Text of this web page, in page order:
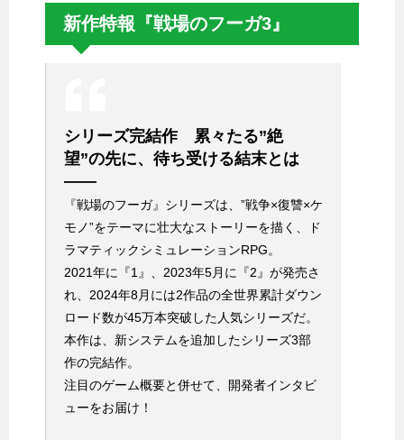
新作特報『戦場のフーガ3』
シリーズ完結作 累々たる”絶
望”の先に、待ち受ける結末とは
——
『戦場のフーガ』シリーズは、”戦争×復讐×ケ
モノ”をテーマに壮大なストーリーを描く、ド
ラマティックシミュレーションRPG。
2021年に『1』、2023年5月に『2』が発売さ
れ、2024年8月には2作品の全世界累計ダウン
ロード数が45万本突破した人気シリーズだ。
本作は、新システムを追加したシリーズ3部
作の完結作。
注目のゲーム概要と併せて、開発者インタビ
ューをお届け！